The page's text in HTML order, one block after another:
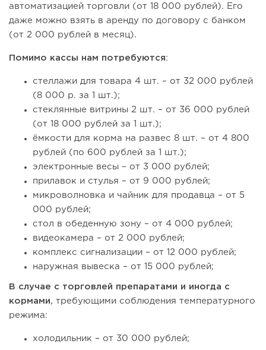
автоматизацией торговли (от 18 000 рублей). Его
даже можно взять в аренду по договору с банком
(от 2 000 рублей в месяц).
Помимо кассы нам потребуются:
стеллажи для товара 4 шт. – от 32 000 рублей
(8 000 р. за 1 шт.);
стеклянные витрины 2 шт. – от 36 000 рублей
(от 18 000 рублей за 1 шт.);
ёмкости для корма на развес 8 шт. – от 4 800
рублей (по 600 рублей за 1 шт.);
электронные весы – от 3 000 рублей;
прилавок и стулья – от 9 000 рублей;
микроволновка и чайник для продавца – от 5
000 рублей;
стол в обеденную зону – от 4 000 рублей;
видеокамера – от 2 000 рублей;
комплекс сигнализации – от 12 000 рублей;
наружная вывеска – от 15 000 рублей;
В случае с торговлей препаратами и иногда с
кормами, требующими соблюдения температурного
режима:
холодильник – от 30 000 рублей;